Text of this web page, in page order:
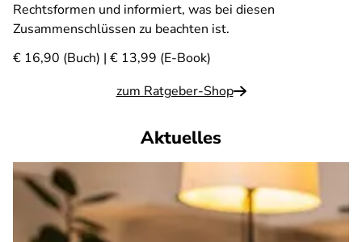
Rechtsformen und informiert, was bei diesen
Zusammenschlüssen zu beachten ist.
€ 16,90 (Buch) | € 13,99 (E-Book)
zum Ratgeber-Shop
Aktuelles